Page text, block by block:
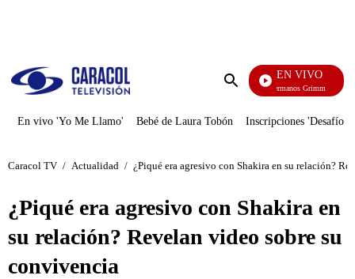
Enviar
EN VIVO
En vivo 'Yo Me Llamo' Bebé de Laura Tobón Inscripciones 'Desafío'
Caracol TV / Actualidad / ¿Piqué era agresivo con Shakira en su relación?
¿Piqué era agresivo con Shakira en
su relación? Revelan video sobre su
convivencia